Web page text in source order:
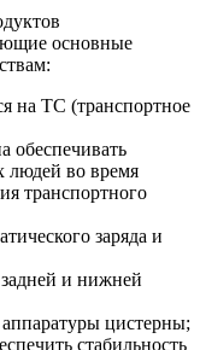
основные
на ТС (транспортное
обеспечивать
людей во время
транспортного
заряда и
и нижней
цистерны;
стабильность